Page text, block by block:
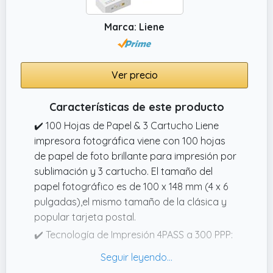
Marca: Liene
Ver precio
Características de este producto
✔️ 100 Hojas de Papel & 3 Cartucho Liene
impresora fotográfica viene con 100 hojas
de papel de foto brillante para impresión por
sublimación y 3 cartucho. El tamaño del
papel fotográfico es de 100 x 148 mm (4 x 6
pulgadas),el mismo tamaño de la clásica y
popular tarjeta postal.
✔️ Tecnología de Impresión 4PASS a 300 PPP:
impresora fotográfica adopta la tecnología